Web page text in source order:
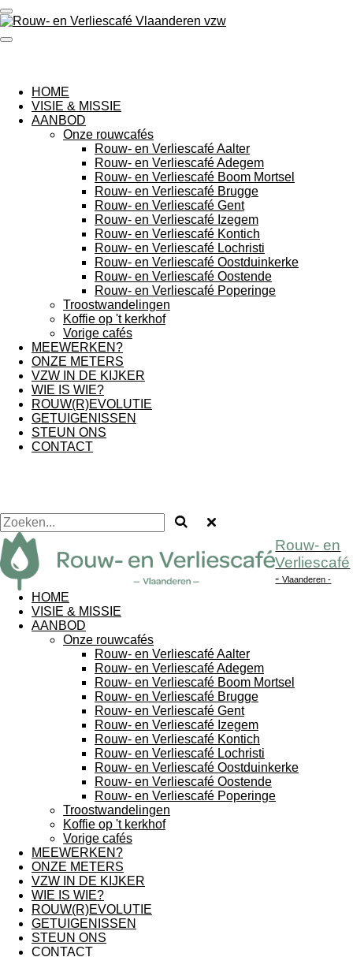
Ga
direct
naar
HOME
VISIE & MISSIE
AANBOD
Onze rouwcafés
Rouw- en Verliescafé Aalter
Rouw- en Verliescafé Adegem
Rouw- en Verliescafé Boom Mortsel
Rouw- en Verliescafé Brugge
Rouw- en Verliescafé Gent
Rouw- en Verliescafé Izegem
Rouw- en Verliescafé Kontich
Rouw- en Verliescafé Lochristi
Rouw- en Verliescafé Oostduinkerke
Rouw- en Verliescafé Oostende
Rouw- en Verliescafé Poperinge
Troostwandelingen
Koffie op 't kerkhof
Vorige cafés
MEEWERKEN?
ONZE METERS
VZW IN DE KIJKER
WIE IS WIE?
ROUW(R)EVOLUTIE
GETUIGENISSEN
STEUN ONS
CONTACT
Rouw- en
Verliescafé
-Vlaanderen -
HOME
VISIE & MISSIE
AANBOD
Onze rouwcafés
Rouw- en Verliescafé Aalter
Rouw- en Verliescafé Adegem
Rouw- en Verliescafé Boom Mortsel
Rouw- en Verliescafé Brugge
Rouw- en Verliescafé Gent
Rouw- en Verliescafé Izegem
Rouw- en Verliescafé Kontich
Rouw- en Verliescafé Lochristi
Rouw- en Verliescafé Oostduinkerke
Rouw- en Verliescafé Oostende
Rouw- en Verliescafé Poperinge
Troostwandelingen
Koffie op 't kerkhof
Vorige cafés
MEEWERKEN?
ONZE METERS
VZW IN DE KIJKER
WIE IS WIE?
ROUW(R)EVOLUTIE
GETUIGENISSEN
STEUN ONS
CONTACT